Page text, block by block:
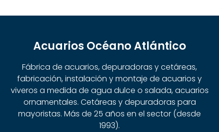
Acuarios Océano Atlántico
Fábrica de acuarios, depuradoras y cetáreas,
fabricación, instalación y montaje de acuarios y
viveros a medida de agua dulce o salada, acuarios
ornamentales. Cetáreas y depuradoras para
mayoristas. Más de 25 años en el sector (desde
1993).